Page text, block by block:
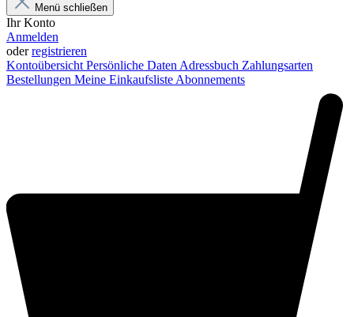
Menü schließen
Ihr Konto
Anmelden
oderregistrieren
Kontoübersicht Persönliche Daten Adressbuch Zahlungsarten
Bestellungen Meine Einkaufsliste Abonnements